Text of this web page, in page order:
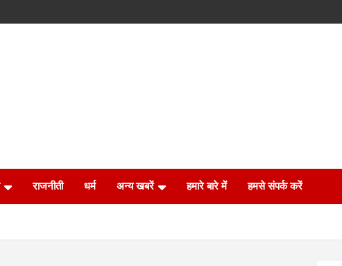
राजनीती धर्म अन्य खबरें हमारे बारे में हमसे संपर्क करें